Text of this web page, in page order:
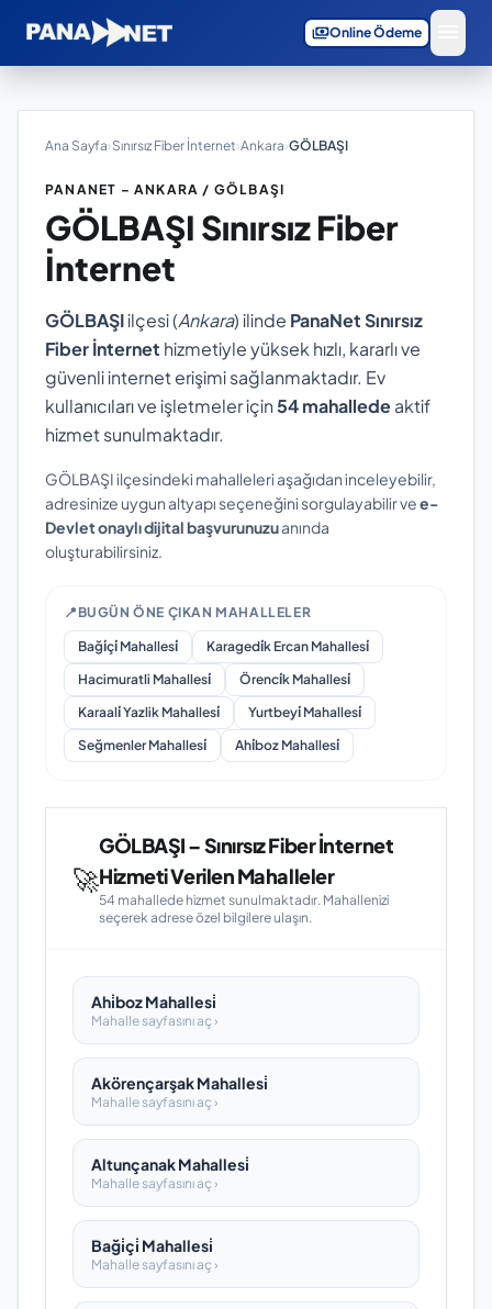
paymentsOnline Ödeme
Ana Sayfa›Sınırsız Fiber İnternet›Ankara›GÖLBAŞI
PANANET – ANKARA / GÖLBAŞI
GÖLBAŞI Sınırsız Fiber
İnternet
GÖLBAŞIilçesi (Ankara) ilinde PanaNet Sınırsız
Fiber İnternet hizmetiyle yüksek hızlı, kararlı ve
güvenli internet erişimi sağlanmaktadır. Ev
kullanıcıları ve işletmeler için54 mahalledeaktif
hizmet sunulmaktadır.
GÖLBAŞI ilçesindeki mahalleleri aşağıdan inceleyebilir,
adresinize uygun altyapı seçeneğini sorgulayabilir vee-
Devlet onaylı dijital başvurunuzuanında
oluşturabilirsiniz.
📍 BUGÜN ÖNE ÇIKAN MAHALLELER
Baği̇çi̇ Mahallesi̇
Karagedi̇k Ercan Mahallesi̇
Hacimuratli Mahallesi̇
Örenci̇k Mahallesi̇
Karaali̇ Yazlik Mahallesi̇
Yurtbeyi̇ Mahallesi̇
Seğmenler Mahallesi̇
Ahi̇boz Mahallesi̇
🚀
GÖLBAŞI – Sınırsız Fiber İnternet
Hizmeti Verilen Mahalleler
54 mahallede hizmet sunulmaktadır. Mahallenizi
seçerek adrese özel bilgilere ulaşın.
Ahi̇boz Mahallesi̇
Mahalle sayfasını aç ›
Akörençarşak Mahallesi̇
Mahalle sayfasını aç ›
Altunçanak Mahallesi̇
Mahalle sayfasını aç ›
Baği̇çi̇ Mahallesi̇
Mahalle sayfasını aç ›